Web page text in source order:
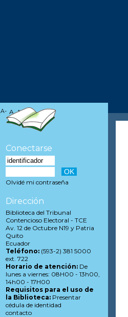
A- A A+
Conectarse
Olvidé mi contraseña
Dirección
Biblioteca del Tribunal
Contencioso Electoral - TCE
Av. 12 de Octubre N19 y Patria
Quito
Ecuador
Teléfono:(593-2) 381 5000
ext. 722
Horario de atención:De
lunes a viernes: 08H00 - 13h00,
14h00 - 17H00
Requisitos para el uso de
la Biblioteca:Presentar
cédula de identidad
contacto